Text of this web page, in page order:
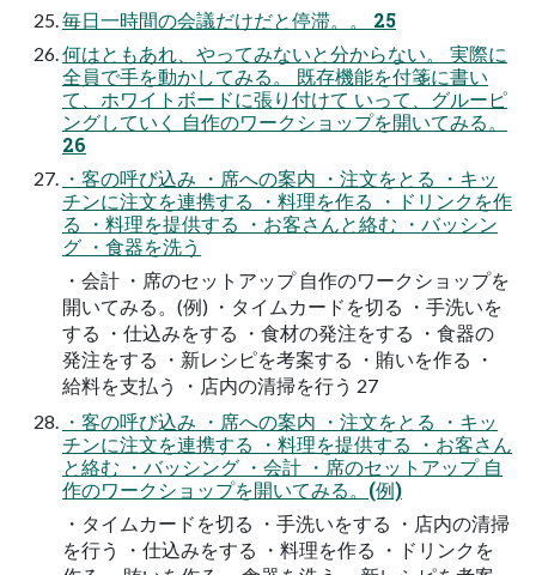
毎日一時間の会議だけだと停滞。。 25
何はともあれ、やってみないと分からない。 実際に
全員で手を動かしてみる。 既存機能を付箋に書い
て、ホワイトボードに張り付けて いって、グルーピ
ングしていく 自作のワークショップを開いてみる。
26
・客の呼び込み ・席への案内 ・注文をとる ・キッ
チンに注文を連携する ・料理を作る ・ドリンクを作
る ・料理を提供する ・お客さんと絡む ・バッシン
グ ・食器を洗う
・会計 ・席のセットアップ 自作のワークショップを
開いてみる。(例) ・タイムカードを切る ・手洗いを
する ・仕込みをする ・食材の発注をする ・食器の
発注をする ・新レシピを考案する ・賄いを作る ・
給料を支払う ・店内の清掃を行う 27
・客の呼び込み ・席への案内 ・注文をとる ・キッ
チンに注文を連携する ・料理を提供する ・お客さん
と絡む ・バッシング ・会計 ・席のセットアップ 自
作のワークショップを開いてみる。(例)
・タイムカードを切る ・手洗いをする ・店内の清掃
を行う ・仕込みをする ・料理を作る ・ドリンクを